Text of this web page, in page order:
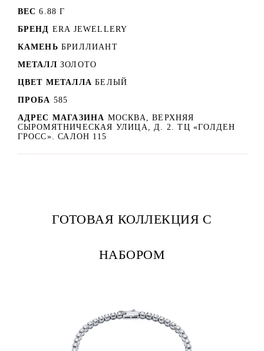
ВЕС 6.88 Г
БРЕНД ERA JEWELLERY
КАМЕНЬ БРИЛЛИАНТ
МЕТАЛЛ ЗОЛОТО
ЦВЕТ МЕТАЛЛА БЕЛЫЙ
ПРОБА 585
АДРЕС МАГАЗИНА МОСКВА, ВЕРХНЯЯ
СЫРОМЯТНИЧЕСКАЯ УЛИЦА, Д. 2. ТЦ «ГОЛДЕН
ГРОСС». САЛОН 115
ГОТОВАЯ КОЛЛЕКЦИЯ С
НАБОРОМ